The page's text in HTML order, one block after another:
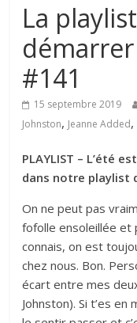
La
#141
15 septembre 2019
Johnston, Jeanne Added,
PLAYLIST – L’été
dans notre playlist
On ne peut pas
fofolle ensoleillée et
connais, on est
chez nous. Bon.
écart entre mes
Johnston). Si t’es